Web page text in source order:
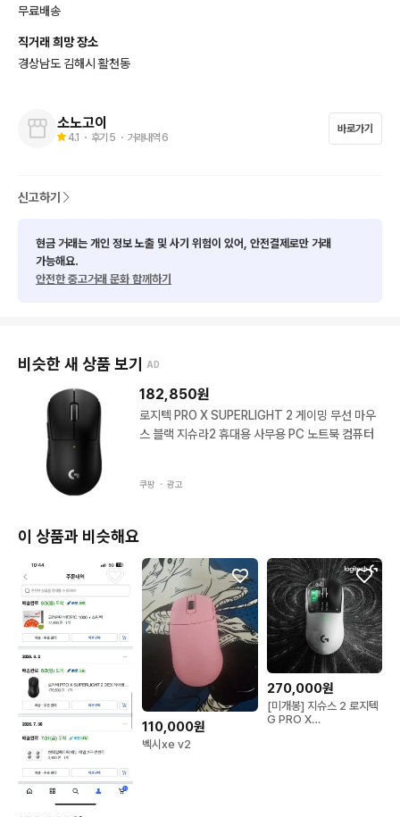
무료배송
직거래 희망 장소
경상남도 김해시 활천동
소노고이
4.1 ・ 후기 5 ・ 거래내역 6
바로가기
신고하기
현금 거래는 개인 정보 노출 및 사기 위험이 있어, 안전결제로만 거래
가능해요.
안전한 중고거래 문화 함께하기
비슷한 새 상품 보기 AD
182,850원
로지텍 PRO X SUPERLIGHT 2 게이밍 무선 마우
스 블랙 지슈라2 휴대용 사무용 PC 노트북 컴퓨터
쿠팡 ・ 광고
이 상품과 비슷해요
110,000원
벡시xe v2
270,000원
[미개봉] 지슈스 2 로지텍
G PRO X